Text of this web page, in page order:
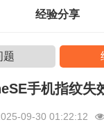
经验分享
题
手机指纹失
09-30 01:22:12